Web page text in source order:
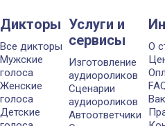
Дикторы
Все дикторы
Мужские
голоса
Женские
голоса
Детские
Услуги и
сервисы
Изготовление
аудиороликов
Сценарии
аудиороликов
Автоответчики
О